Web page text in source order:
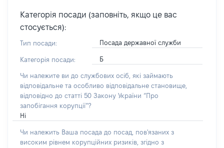
Категорія посади (заповніть, якщо це вас
стосується):
Тип посади: Посада державної служби
Категорія посади: Б
Чи належите ви до службових осіб, які займають
відповідальне та особливо відповідальне становище,
відповідно до статті 50 Закону України “Про
запобігання корупції”?
Ні
Чи належить Ваша посада до посад, пов'язаних з
високим рівнем корупційних ризиків, згідно з